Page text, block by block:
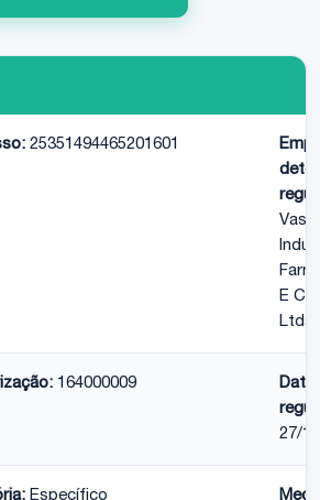
25351494465201601
E
Ltda
164000009
Data
27/
Específico